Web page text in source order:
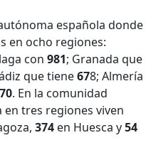
española donde
en ocho regiones:
con 981; Granada que
que tiene678; Almería
70. En la comunidad
tres regiones viven
374 en Huesca y54